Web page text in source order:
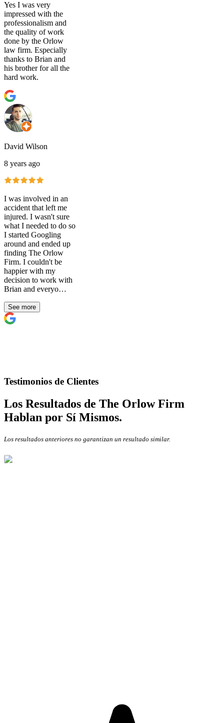
Yes I was very
impressed with the
professionalism and
the quality of work
done by the Orlow
law firm. Especially
thanks to Brian and
his brother for all the
hard work.
David Wilson
8 years ago
I was involved in an
accident that left me
injured. I wasn't sure
what I needed to do so
I started Googling
around and ended up
finding The Orlow
Firm. I couldn't be
happier with my
decision to work with
Brian and everyo…
See more
Testimonios de Clientes
Los Resultados de The Orlow Firm
Hablan por Sí Mismos.
Los resultados anteriores no garantizan un resultado similar.